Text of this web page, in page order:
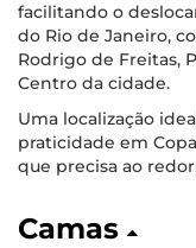
facilitando o
do Rio de Janeiro,
Rodrigo de Freitas,
Centro da cidade.
Uma localização
praticidade em
que precisa ao
Camas